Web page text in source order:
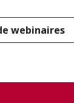
webinaires